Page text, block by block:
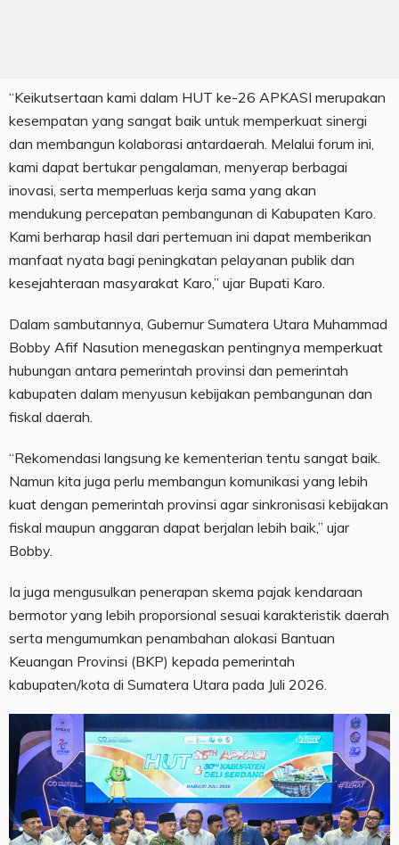
“Keikutsertaan kami dalam HUT ke-26 APKASI merupakan
kesempatan yang sangat baik untuk memperkuat sinergi
dan membangun kolaborasi antardaerah. Melalui forum ini,
kami dapat bertukar pengalaman, menyerap berbagai
inovasi, serta memperluas kerja sama yang akan
mendukung percepatan pembangunan di Kabupaten Karo.
Kami berharap hasil dari pertemuan ini dapat memberikan
manfaat nyata bagi peningkatan pelayanan publik dan
kesejahteraan masyarakat Karo,” ujar Bupati Karo.
Dalam sambutannya, Gubernur Sumatera Utara Muhammad
Bobby Afif Nasution menegaskan pentingnya memperkuat
hubungan antara pemerintah provinsi dan pemerintah
kabupaten dalam menyusun kebijakan pembangunan dan
fiskal daerah.
“Rekomendasi langsung ke kementerian tentu sangat baik.
Namun kita juga perlu membangun komunikasi yang lebih
kuat dengan pemerintah provinsi agar sinkronisasi kebijakan
fiskal maupun anggaran dapat berjalan lebih baik,” ujar
Bobby.
Ia juga mengusulkan penerapan skema pajak kendaraan
bermotor yang lebih proporsional sesuai karakteristik daerah
serta mengumumkan penambahan alokasi Bantuan
Keuangan Provinsi (BKP) kepada pemerintah
kabupaten/kota di Sumatera Utara pada Juli 2026.